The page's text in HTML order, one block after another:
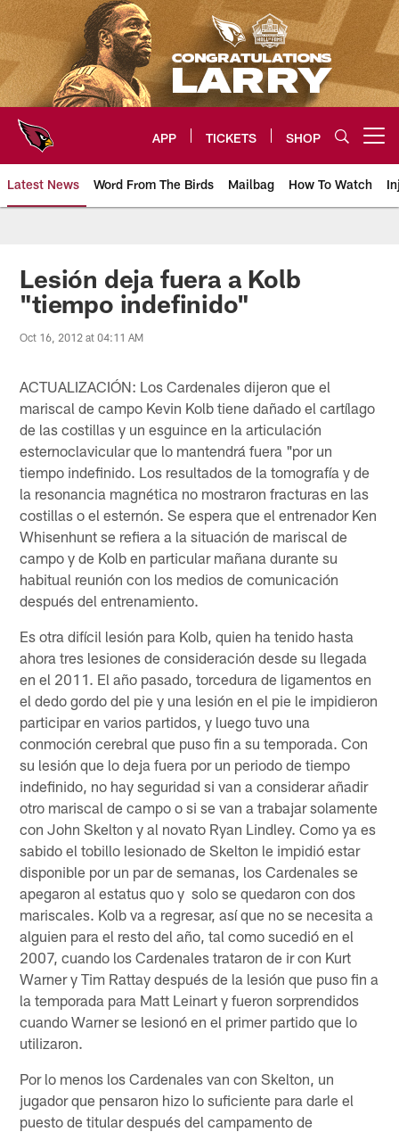
Skip
to
main
content
APP TICKETS SHOP
Latest News Word From The Birds Mailbag How To Watch
Arizona Cardinals Home: The
Lesión deja fuera a Kolb
"tiempo indefinido"
Oct 16, 2012 at 04:11 AM
ACTUALIZACIÓN: Los Cardenales dijeron que el
mariscal de campo Kevin Kolb tiene dañado el cartílago
de las costillas y un esguince en la articulación
esternoclavicular que lo mantendrá fuera "por un
tiempo indefinido. Los resultados de la tomografía y de
la resonancia magnética no mostraron fracturas en las
costillas o el esternón. Se espera que el entrenador Ken
Whisenhunt se refiera a la situación de mariscal de
campo y de Kolb en particular mañana durante su
habitual reunión con los medios de comunicación
después del entrenamiento.
Es otra difícil lesión para Kolb, quien ha tenido hasta
ahora tres lesiones de consideración desde su llegada
en el 2011. El año pasado, torcedura de ligamentos en
el dedo gordo del pie y una lesión en el pie le impidieron
participar en varios partidos, y luego tuvo una
conmoción cerebral que puso fin a su temporada. Con
su lesión que lo deja fuera por un periodo de tiempo
indefinido, no hay seguridad si van a considerar añadir
otro mariscal de campo o si se van a trabajar solamente
con John Skelton y al novato Ryan Lindley. Como ya es
sabido el tobillo lesionado de Skelton le impidió estar
disponible por un par de semanas, los Cardenales se
apegaron al estatus quo y solo se quedaron con dos
mariscales. Kolb va a regresar, así que no se necesita a
alguien para el resto del año, tal como sucedió en el
2007, cuando los Cardenales trataron de ir con Kurt
Warner y Tim Rattay después de la lesión que puso fin a
la temporada para Matt Leinart y fueron sorprendidos
cuando Warner se lesionó en el primer partido que lo
utilizaron.
Por lo menos los Cardenales van con Skelton, un
jugador que pensaron hizo lo suficiente para darle el
puesto de titular después del campamento de